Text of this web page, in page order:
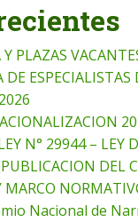
PLAZAS
DE ESPECIALISTAS
N° 29944 – LEY
DEL
MARCO
Nacional de